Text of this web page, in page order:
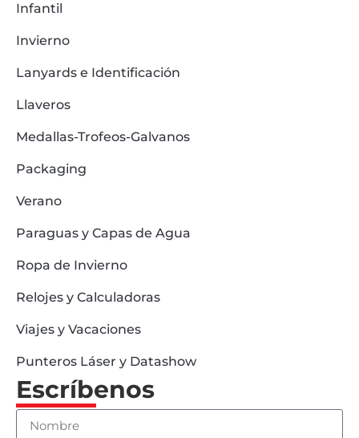
Infantil
Invierno
Lanyards e Identificación
Llaveros
Medallas-Trofeos-Galvanos
Packaging
Verano
Paraguas y Capas de Agua
Ropa de Invierno
Relojes y Calculadoras
Viajes y Vacaciones
Punteros Láser y Datashow
Escríbenos